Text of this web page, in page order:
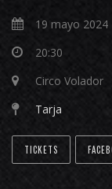
19 mayo 2024
20:30
Circo Volador
Tarja
TICKETS